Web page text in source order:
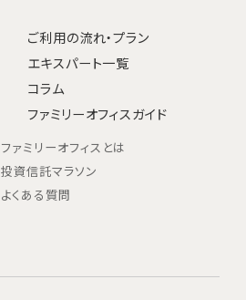
ご利用の流れ・プラン
エキスパート一覧
コラム
ファミリーオフィスガイド
ファミリーオフィスとは
投資信託マラソン
よくある質問